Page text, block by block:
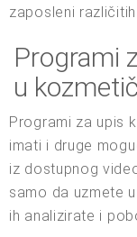
zaposleni
Programi
u
Programi za upis
imati i druge
iz dostupnog
samo da uzmete
ih analizirate i